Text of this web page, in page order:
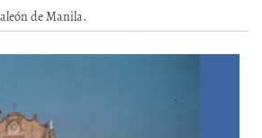
de Manila.